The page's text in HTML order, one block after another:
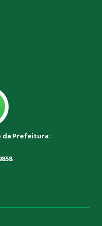
da Prefeitura: